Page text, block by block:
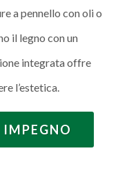
a pennello con oli o
il legno con un
integrata offre
l’estetica.